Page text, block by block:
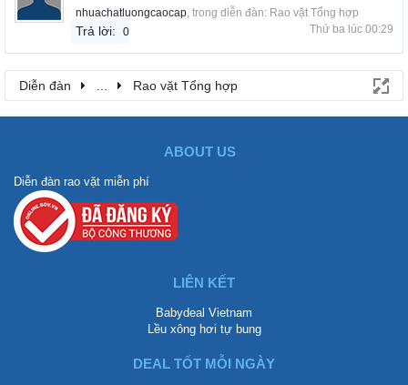
nhuachatluongcaocap , trong diễn đàn: Rao vặt Tổng hợp
Trả lời: 0 Thứ ba lúc 00:29
Diễn đàn Rao vặt Tổng hợp
ABOUT US
Diễn đàn rao vặt miễn phí
LIÊN KẾT
Babydeal Vietnam
Lều xông hơi tự bung
DEAL TỐT MỖI NGÀY